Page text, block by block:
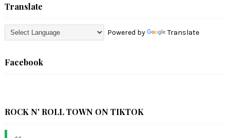
Translate
Powered by Translate
Facebook
ROCK N' ROLL TOWN ON TIKTOK